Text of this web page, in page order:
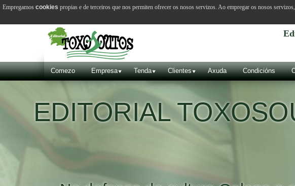
Comezo Empresa Tenda Clientes Axuda Condicións
EDITORIAL
Empregamos cookies propias e de terceiros que nos permiten ofrecer os nosos servizos. Ao empregar os nosos